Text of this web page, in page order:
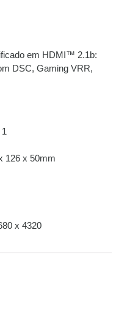
R$5.416,72
R$5.601,96
em HDMI™ 2.1b:
DSC, Gaming VRR,
126 x 50mm
x 4320